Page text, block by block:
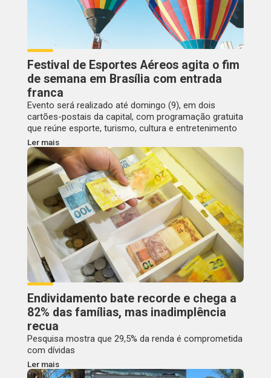
Festival de Esportes Aéreos agita o fim
de semana em Brasília com entrada
franca
Evento será realizado até domingo (9), em dois
cartões-postais da capital, com programação gratuita
que reúne esporte, turismo, cultura e entretenimento
Ler mais
Endividamento bate recorde e chega a
82% das famílias, mas inadimplência
recua
Pesquisa mostra que 29,5% da renda é comprometida
com dívidas
Ler mais